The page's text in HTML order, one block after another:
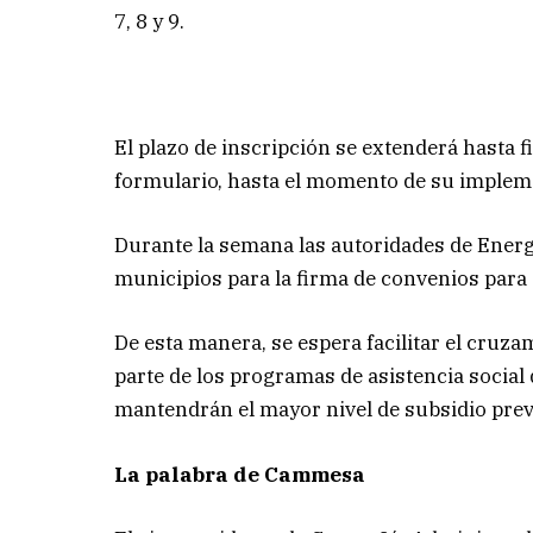
7, 8 y 9.
El plazo de inscripción se extenderá hasta
formulario, hasta el momento de su
Durante la semana las autoridades de
municipios para la firma de convenios
De esta manera, se espera facilitar el
parte de los programas de asistencia
mantendrán el mayor nivel de subsidio
La palabra de Cammesa